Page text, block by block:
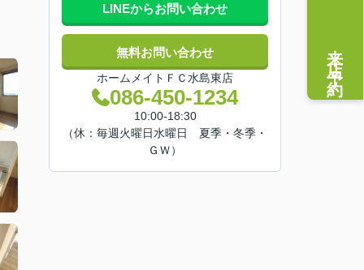
LINEからお問い合わせ
無料お問い合わせ
ホームメイトＦＣ水島東店
086-450-1234
10:00-18:30
（休：毎週火曜日水曜日 夏季・冬季・
ＧＷ）
来店予約